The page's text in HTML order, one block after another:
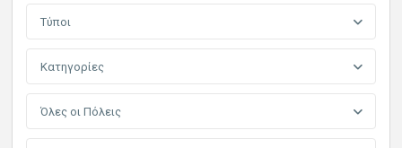
Τύποι
Κατηγορίες
Όλες οι Πόλεις